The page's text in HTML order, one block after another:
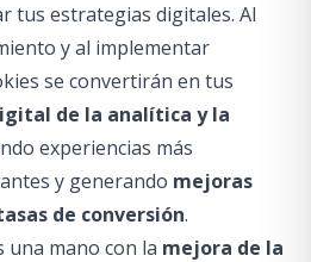
tus estrategias digitales. Al
y al implementar
se convertirán en tus
de la analítica y la
experiencias más
y generando mejoras
de conversión.
una mano con la mejora de la